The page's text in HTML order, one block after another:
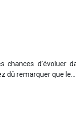
d’évoluer
dû remarquer que le…